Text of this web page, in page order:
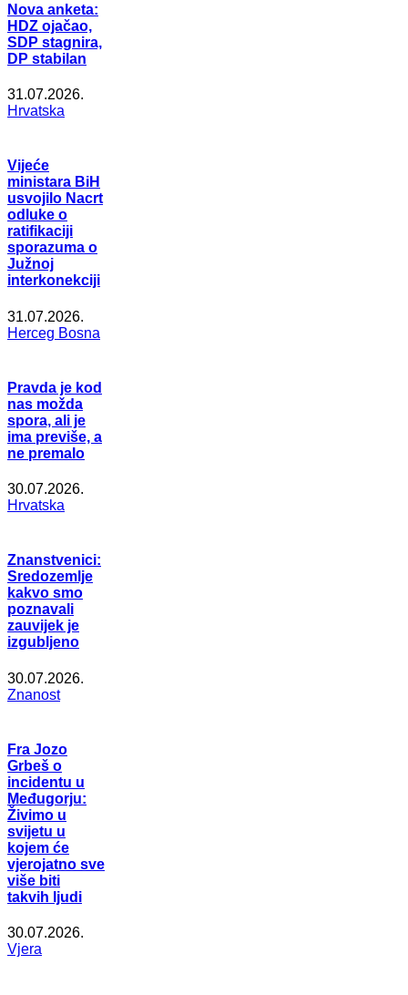
Nova anketa:
HDZ ojačao,
SDP stagnira,
DP stabilan
31.07.2026.
Hrvatska
Vijeće
ministara BiH
usvojilo Nacrt
odluke o
ratifikaciji
sporazuma o
Južnoj
interkonekciji
31.07.2026.
Herceg Bosna
Pravda je kod
nas možda
spora, ali je
ima previše, a
ne premalo
30.07.2026.
Hrvatska
Znanstvenici:
Sredozemlje
kakvo smo
poznavali
zauvijek je
izgubljeno
30.07.2026.
Znanost
Fra Jozo
Grbeš o
incidentu u
Međugorju:
Živimo u
svijetu u
kojem će
vjerojatno sve
više biti
takvih ljudi
30.07.2026.
Vjera